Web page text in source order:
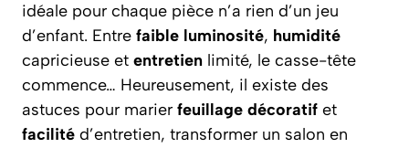
idéale pour chaque pièce n’a rien d’un jeu
d’enfant. Entre faible luminosité, humidité
capricieuse et entretien limité, le casse-tête
commence… Heureusement, il existe des
astuces pour marier feuillage décoratif et
facilité d’entretien, transformer un salon en